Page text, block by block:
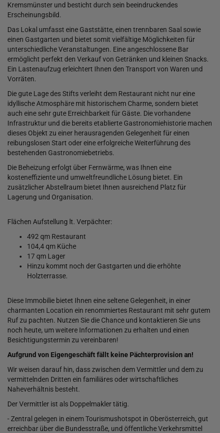
Kremsmünster und besticht durch sein beeindruckendes
Erscheinungsbild.
Das Lokal umfasst eine Gaststätte, einen trennbaren Saal sowie
einen Gastgarten und bietet somit vielfältige Möglichkeiten für
unterschiedliche Veranstaltungen. Eine angeschlossene Bar
ermöglicht perfekt den Verkauf von Getränken und kleinen Snacks.
Ein Lastenaufzug erleichtert Ihnen den Transport von Waren und
Vorräten.
Die gute Lage des Stifts verleiht dem Restaurant nicht nur eine
idyllische Atmosphäre mit historischem Charme, sondern bietet
auch eine sehr gute Erreichbarkeit für Gäste. Die vorhandene
Infrastruktur und die bereits etablierte Gastronomiehistorie machen
dieses Objekt zu einer herausragenden Gelegenheit für einen
reibungslosen Start oder eine erfolgreiche Weiterführung des
bestehenden Gastronomiebetriebs.
Die Beheizung erfolgt über Fernwärme, was Ihnen eine
kosteneffiziente und umweltfreundliche Lösung bietet. Ein
zusätzlicher Abstellraum bietet Ihnen ausreichend Platz für
Lagerung und Organisation.
Flächen Aufstellung lt. Verpächter:
492 qm Restaurant
104,4 qm Küche
17 qm Lager
Hinzu kommt noch der Gastgarten und die erhöhte
Holzterrasse.
Diese Immobilie bietet Ihnen eine seltene Gelegenheit, in einer
charmanten Location ein renommiertes Restaurant mit sehr gutem
Ruf zu pachten. Nutzen Sie die Chance und kontaktieren Sie uns
noch heute, um weitere Informationen zu erhalten und einen
Besichtigungstermin zu vereinbaren!
Aufgrund von Eigengeschäft fällt keine Pächterprovision an!
Wir weisen darauf hin, dass zwischen dem Vermittler und dem zu
vermittelnden Dritten ein familiäres oder wirtschaftliches
Naheverhältnis besteht.
Der Vermittler ist als Doppelmakler tätig.
- Zentral gelegen in einem Tourismushotspot in Oberösterreich, gut
erreichbar über die Bundesstraße, und öffentliche Verkehrsmittel